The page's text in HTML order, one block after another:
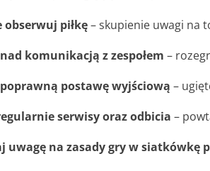
obserwuj piłkę– skupienie uwagi na
komunikacją z zespołem –
postawę wyjściową –
serwisy oraz odbicia –
uwagę na zasady gry w siatkówkę